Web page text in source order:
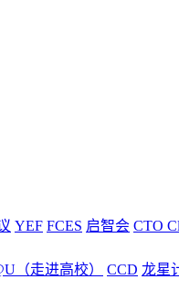
YEF FCES 启智会 CTO
（走进高校） CCD 龙星